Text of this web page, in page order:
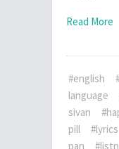
Read More
#english
language
sivan
pill
#lyrics
pan
#listn